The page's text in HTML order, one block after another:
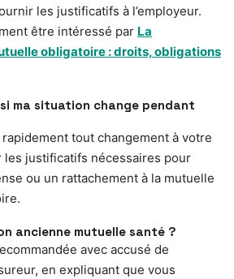
les justificatifs à l’employeur.
être intéressé par La
obligatoire : droits, obligations
ma situation change pendant
tout changement à votre
justificatifs nécessaires pour
ou un rattachement à la mutuelle
ancienne mutuelle santé ?
avec accusé de
en expliquant que vous